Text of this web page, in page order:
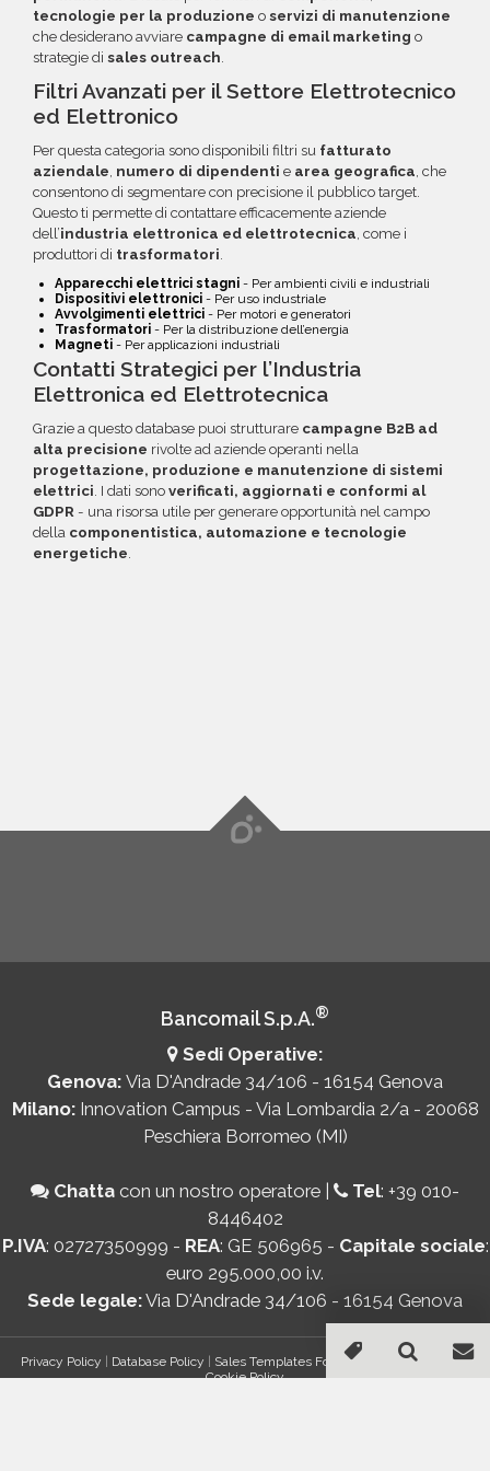
tecnologie per la produzione o servizi di manutenzione
che desiderano avviare campagne di email marketing o
strategie di sales outreach.
Filtri Avanzati per il Settore Elettrotecnico
ed Elettronico
Per questa categoria sono disponibili filtri su fatturato
aziendale numero di dipendenti e area geografica , che
consentono di segmentare con precisione il pubblico target.
Questo ti permette di contattare efficacemente aziende
dell’industria elettronica ed elettrotecnica , come i
produttori di trasformatori
Apparecchi elettrici stagni - Per ambienti civili e industriali
Dispositivi elettronici - Per uso industriale
Avvolgimenti elettrici - Per motori e generatori
Trasformatori - Per la distribuzione dell’energia
Magneti - Per applicazioni industriali
Contatti Strategici per l’Industria
Elettronica ed Elettrotecnica
Grazie a questo database puoi strutturare campagne B2B ad
alta precisione rivolte ad aziende operanti nella
progettazione, produzione e manutenzione di sistemi
elettrici. I dati sono verificati, aggiornati e conformi al
GDPR - una risorsa utile per generare opportunità nel campo
della componentistica, automazione e tecnologie
energetiche.
Bancomail S.p.A.®
Sedi Operative:
Genova: Via D'Andrade 34/106 - 16154 Genova
Milano: Innovation Campus - Via Lombardia 2/a - 20068
Peschiera Borromeo (MI)
Chatta con un nostro operatore | Tel: +39 010-
8446402
P.IVA: 02727350999 - REA: GE 506965 - Capitale sociale:
euro 295.000,00 i.v.
Sede legale:Via D'Andrade 34/106 - 16154 Genova
Privacy Policy | Database Policy | Sales Templates For Gmail - AddOn Policy|
Cookie Policy